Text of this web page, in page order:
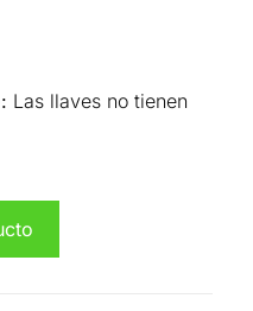
Las llaves no tienen